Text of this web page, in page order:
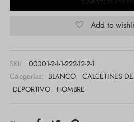
Add to
SKU: 00001-2-1-1-222-12-2-1
Categorías: BLANCO, CALCETINES
DEPORTIVO, HOMBRE